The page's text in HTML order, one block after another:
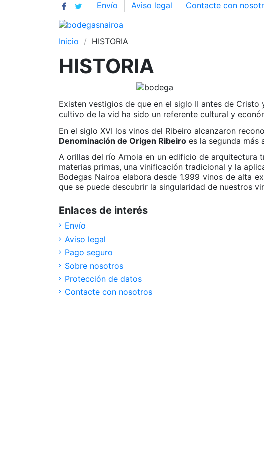
Envío Aviso legal Contacte con
Inicio
HISTORIA
HISTORIA
Existen vestigios de que en el siglo II antes de
cultivo de la vid ha sido un referente cultural y
En el siglo XVI los vinos del Ribeiro alcanzaron
Denominación de Origen Ribeiro es la segunda más
A orillas del río Arnoia en un edificio de arquitectura
materias primas, una vinificación tradicional y la
Bodegas Nairoa elabora desde 1.999 vinos de alta
que se puede descubrir la singularidad de nuestros
Enlaces de interés
Envío
Aviso legal
Pago seguro
Sobre nosotros
Protección de datos
Contacte con nosotros